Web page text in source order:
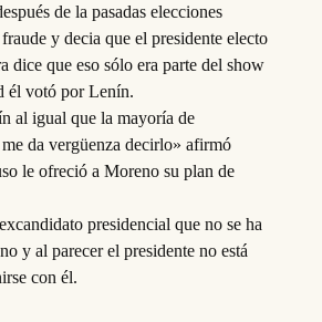
de la pasadas elecciones
y decia que el presidente electo
dice que eso sólo era parte del show
él votó por Lenín.
al igual que la mayoría de
da vergüenza decirlo» afirmó
le ofreció a Moreno su plan de
presidencial que no se ha
y al parecer el presidente no está
con él.